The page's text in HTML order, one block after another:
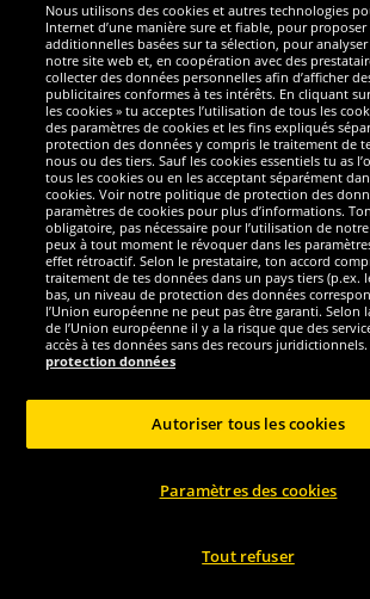
Salomon
Salomon Aero Blaze 2 Hommes
Chaussures de running 474260
99.99 *
avant1 140,00 €
Économise :
40,01 €
Sélectionner la taille...
Salomon
Salomon
Hommes
94.99*
avant1
Économise :
-50%
Nous utilisons des cookies et autres technologies
Internet d’une manière sure et fiable, pour
additionnelles basées sur ta sélection, pour
notre site web et, en coopération avec des
collecter des données personnelles afin d’afficher
publicitaires conformes à tes intérêts. En cliquant
les cookies » tu acceptes l’utilisation de tous les
des paramètres de cookies et les fins expliqués
protection des données y compris le traitement de
nous ou des tiers. Sauf les cookies essentiels tu as
tous les cookies ou en les acceptant séparément
cookies. Voir notre politique de protection des
paramètres de cookies pour plus d’informations.
obligatoire, pas nécessaire pour l’utilisation de
peux à tout moment le révoquer dans les
effet rétroactif. Selon le prestataire, ton accord
traitement de tes données dans un pays tiers (p.ex.
bas, un niveau de protection des données
l’Union européenne ne peut pas être garanti. Selon
de l’Union européenne il y a la risque que des
accès à tes données sans des recours juridictionnels.
protection données
Paramètres des cookies
Tout refuser
Autoriser tous les cookies